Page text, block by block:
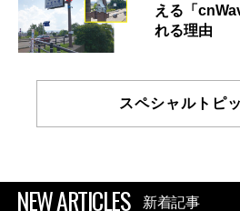
える「
れる理由
スペシャルトピ
NEW ARTICLES 新着記事